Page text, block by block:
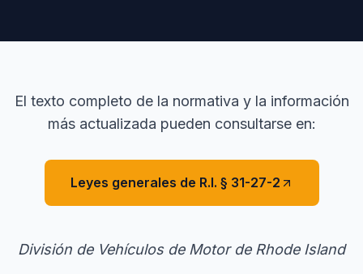
El texto completo de la normativa y la información
más actualizada pueden consultarse en:
Leyes generales de R.I. § 31-27-2
División de Vehículos de Motor de Rhode Island